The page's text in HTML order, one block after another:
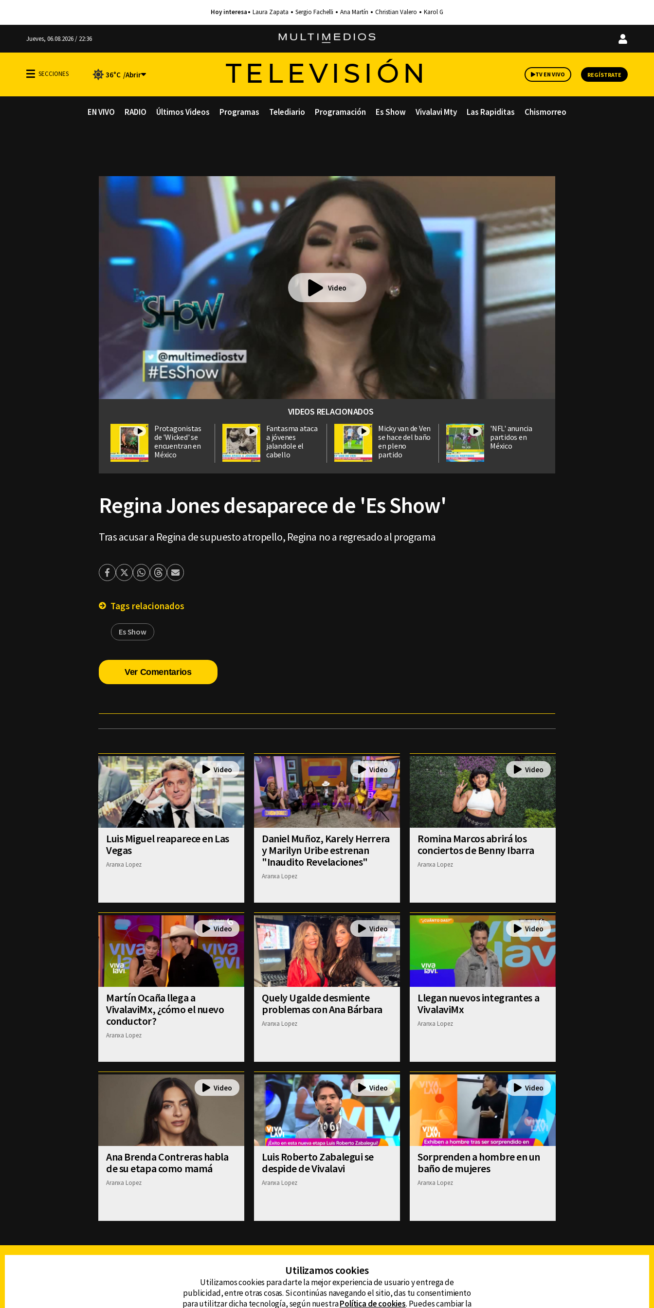
Laura Zapata Sergio Fachelli Ana Martín Christian Valero Karol G
Jueves, 06.08.2026 / 22:36
Iniciar
36°C TELEVISIÓN TV EN VIVO REGÍSTRATE
EN VIVO RADIO Últimos Videos Programas Telediario Programación Es Show Vivalavi Mty Las Rapiditas Chismorreo
Video
VIDEOS RELACIONADOS
Protagonistas
de 'Wicked' se
encuentran en
México
Fantasma ataca
a jóvenes
jalandole el
cabello
Micky van de Ven
se hace del baño
en pleno
partido
'NFL' anuncia
partidos en
México
Regina Jones desaparece de 'Es Show'
Tras acusar a Regina de supuesto atropello, Regina no a regresado al programa
Facebook
TwitterWhatsapp
ThreadsEnviar
Tags relacionados
Es Show
Ver Comentarios
Luis Miguel reaparece en Las
Vegas
Aranxa Lopez
Daniel Muñoz, Karely Herrera
y Marilyn Uribe estrenan
"Inaudito Revelaciones"
Aranxa Lopez
Romina Marcos abrirá los
conciertos de Benny Ibarra
Aranxa Lopez
Martín Ocaña llega a
VivalaviMx, ¿cómo el nuevo
conductor?
Aranxa Lopez
Quely Ugalde desmiente
problemas con Ana Bárbara
Aranxa Lopez
Llegan nuevos integrantes a
VivalaviMx
Aranxa Lopez
Ana Brenda Contreras habla
de su etapa como mamá
Aranxa Lopez
Luis Roberto Zabalegui se
despide de Vivalavi
Aranxa Lopez
Sorprenden a hombre en un
baño de mujeres
Aranxa Lopez
DERECHOS RESERVADOS © CANAL 6 2026
CONTACTO
AVISO DE PRIVACIDAD
Utilizamos cookies
Utilizamos cookies para darte la mejor experiencia de usuario y entrega de
publicidad, entre otras cosas. Si continúas navegando el sitio, das tu consentimiento
para utilitzar dicha tecnología, según nuestraPolítica de cookies. Puedes cambiar la